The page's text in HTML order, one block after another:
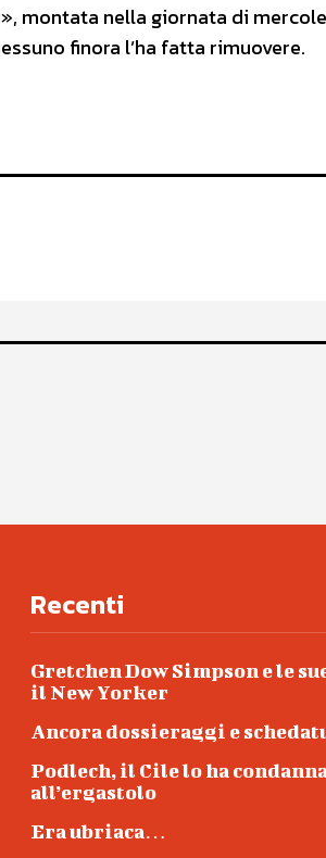
montata nella giornata di
finora l’ha fatta rimuovere.
Recenti
Gretchen Dow Simpson e le
il New Yorker
Ancora dossieraggi e
Podlech, il Cile lo ha
all’ergastolo
Era ubriaca…